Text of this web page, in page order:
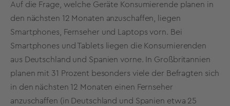
Auf die Frage, welche Geräte Konsumierende planen in
den nächsten 12 Monaten anzuschaffen, liegen
Smartphones, Fernseher und Laptops vorn. Bei
Smartphones und Tablets liegen die Konsumierenden
aus Deutschland und Spanien vorne. In Großbritannien
planen mit 31 Prozent besonders viele der Befragten sich
in den nächsten 12 Monaten einen Fernseher
anzuschaffen (in Deutschland und Spanien etwa 25